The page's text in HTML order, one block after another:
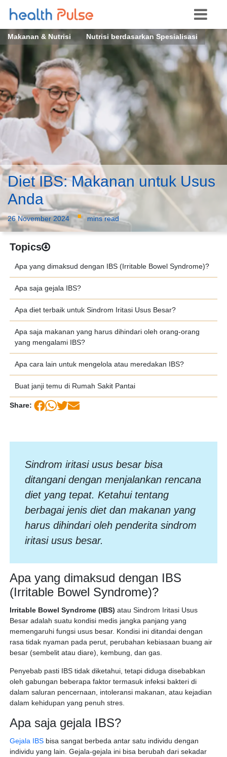
Makanan & Nutrisi Nutrisi berdasarkan Spesialisasi
Diet IBS: Makanan untuk Usus
Anda
26 November 2024 · mins read
Topics
Apa yang dimaksud dengan IBS (Irritable Bowel Syndrome)?
Apa saja gejala IBS?
Apa diet terbaik untuk Sindrom Iritasi Usus Besar?
Apa saja makanan yang harus dihindari oleh orang-orang
yang mengalami IBS?
Apa cara lain untuk mengelola atau meredakan IBS?
Buat janji temu di Rumah Sakit Pantai
Share:
Sindrom iritasi usus besar bisa
ditangani dengan menjalankan rencana
diet yang tepat. Ketahui tentang
berbagai jenis diet dan makanan yang
harus dihindari oleh penderita sindrom
iritasi usus besar.
Apa yang dimaksud dengan IBS
(Irritable Bowel Syndrome)?
Irritable Bowel Syndrome (IBS) atau Sindrom Iritasi Usus
Besar adalah suatu kondisi medis jangka panjang yang
memengaruhi fungsi usus besar. Kondisi ini ditandai dengan
rasa tidak nyaman pada perut, perubahan kebiasaan buang air
besar (sembelit atau diare), kembung, dan gas.
Penyebab pasti IBS tidak diketahui, tetapi diduga disebabkan
oleh gabungan beberapa faktor termasuk infeksi bakteri di
dalam saluran pencernaan, intoleransi makanan, atau kejadian
dalam kehidupan yang penuh stres.
Apa saja gejala IBS?
Gejala IBSbisa sangat berbeda antar satu individu dengan
individu yang lain. Gejala-gejala ini bisa berubah dari sekadar